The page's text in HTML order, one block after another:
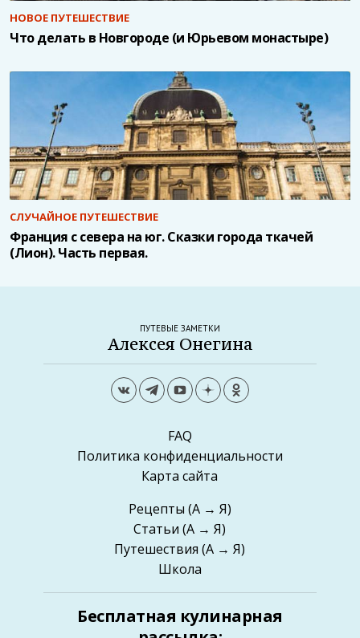
НОВОЕ ПУТЕШЕСТВИЕ
Что делать в Новгороде (и Юрьевом монастыре)
СЛУЧАЙНОЕ ПУТЕШЕСТВИЕ
Франция с севера на юг. Сказки города ткачей
(Лион). Часть первая.
ПУТЕВЫЕ ЗАМЕТКИ
Алексея Онегина
FAQ
Политика конфиденциальности
Карта сайта
Рецепты (А → Я)
Статьи (А → Я)
Путешествия (А → Я)
Школа
Бесплатная кулинарная